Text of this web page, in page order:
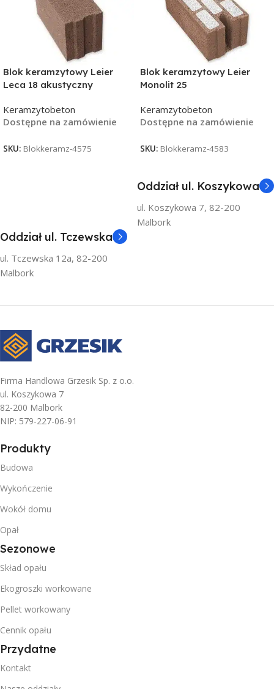
Blok keramzytowy Leier
Leca 18 akustyczny
Keramzytobeton
Dostępne na zamówienie
SKU: Blokkeramz-4575
Blok keramzytowy Leier
Monolit 25
Keramzytobeton
Dostępne na zamówienie
SKU: Blokkeramz-4583
Oddział ul. Koszykowa
ul. Koszykowa 7, 82-200
Malbork
Oddział ul. Tczewska
ul. Tczewska 12a, 82-200
Malbork
Firma Handlowa Grzesik Sp. z o.o.
ul. Koszykowa 7
82-200 Malbork
NIP: 579-227-06-91
Produkty
Budowa
Wykończenie
Wokół domu
Opał
Sezonowe
Skład opału
Ekogroszki workowane
Pellet workowany
Cennik opału
Przydatne
Kontakt